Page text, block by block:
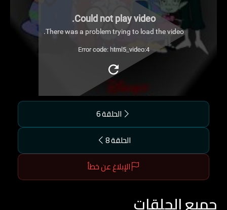
Could not play video.
There was a problem trying to load the video.
Error code: html5_video:4
الحلقة 6
الحلقة 8
الإبلاغ عن خطأ
جميع الحلقات